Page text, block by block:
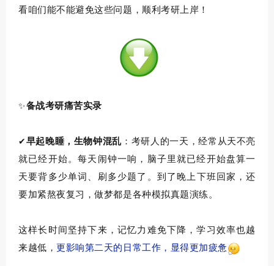
看咱们能不能避免这些问题，顺利考研上岸！
✨备战考研痛苦实录
✔ 早起晚睡，生物钟混乱 ： 考研人的一天，经常 从天不亮
就已经开始。每天 闹钟一响，脑子里就已经开始盘算一
天要背多少单词、刷多少题了 。 到了 晚上 下班回家 ，还
要加紧熬夜复习，做梦都是各种模拟真题演练。
这样长时间坚持下来， 记忆力 难免下降，学习效率也越
来越低，更影响第二天的日常工作，显得更加疲惫